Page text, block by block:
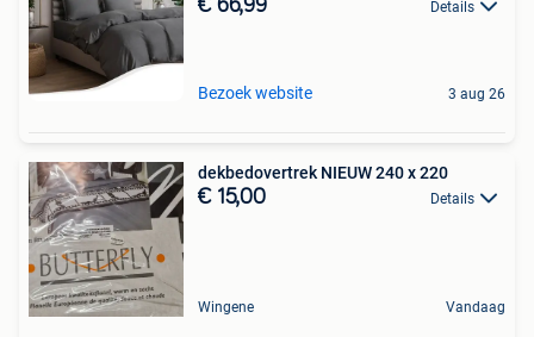
€ 66,99 Details
Bezoek website 3 aug 26
dekbedovertrek NIEUW 240 x 220
€ 15,00 Details
Wingene Vandaag